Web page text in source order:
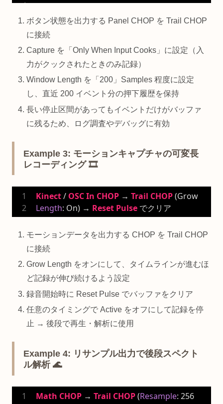
ボタン状態を出力する Panel CHOP を Trail CHOP
に接続
Capture を「Only When Input Cooks」に設定（入
力がクックされたときのみ記録）
Window Length を「200」Samples 程度に設定
し、直近 200 イベント分の押下履歴を保持
長い停止区間があってもイベントだけがバッファ
に残るため、ログ調査やデバッグに有効
Example 3: モーションキャプチャの可変長
レコーディング 🎞️
Kinect / OSCIn CHOP → Trail CHOP
Length: On) → Reset Pulse でクリア
モーションデータを出力する CHOP を Trail CHOP
に接続
Grow Length をオンにして、タイムラインが進むほ
ど記録が伸び続けるよう設定
録音開始時に Reset Pulse でバッファをクリア
任意のタイミングで Active をオフにして記録を停
止 → 後段で再生・解析に使用
Example 4: リサンプル出力で後段スペクト
ル解析 🌊
Math CHOP → Trail CHOP (Resample: 256